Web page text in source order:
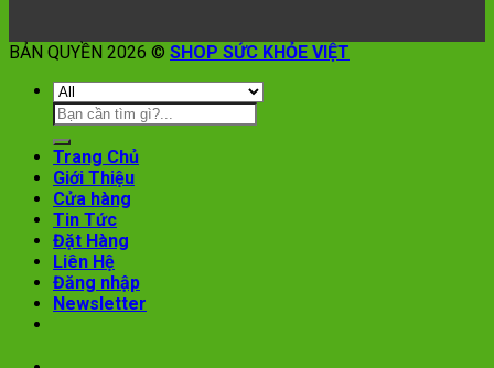
BẢN QUYỀN 2026 © SHOP SỨC KHỎE VIỆT
Trang Chủ
Giới Thiệu
Cửa hàng
Tin Tức
Đặt Hàng
Liên Hệ
Đăng nhập
Newsletter